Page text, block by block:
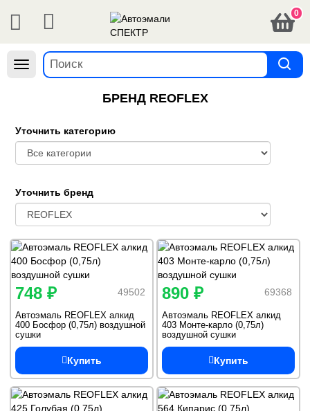
0
Навигация
БРЕНД REOFLEX
Уточнить категорию
Уточнить бренд
49502
748 ₽
Автоэмаль REOFLEX алкид
400 Босфор (0,75л) воздушной
сушки
Купить
69368
890 ₽
Автоэмаль REOFLEX алкид
403 Монте-карло (0,75л)
воздушной сушки
Купить